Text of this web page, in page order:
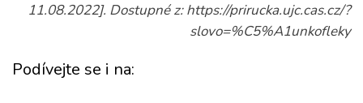
11.08.2022]. Dostupné z: https://prirucka.ujc.cas.cz/?
slovo=%C5%A1unkofleky
Podívejte se i na: